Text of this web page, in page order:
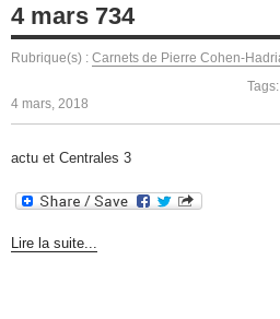
4 mars 734
Rubrique(s) : Carnets de Pierre Cohen-
Tags:
4 mars, 2018
actu et Centrales 3
Lire la suite...